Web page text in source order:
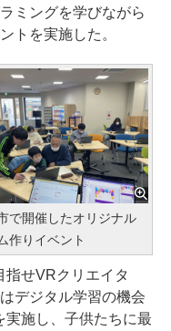
ミングを学びながら
トを実施した。
で開催したオリジナル
作りイベント
指せVRクリエイタ
デジタル学習の機会
実施し、子供たちに最